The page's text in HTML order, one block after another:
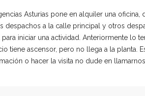
Asturias pone en alquiler una
despachos a la calle principal y otros
para iniciar una actividad. Anteriormente lo
tiene ascensor, pero no llega a la planta.
o hacer la visita no dude en